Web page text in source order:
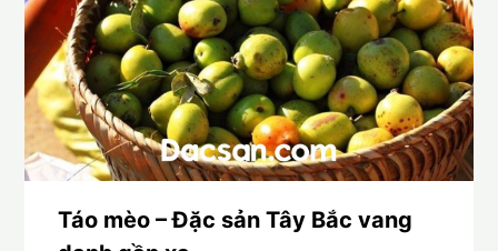
Táo mèo – Đặc sản Tây Bắc vang